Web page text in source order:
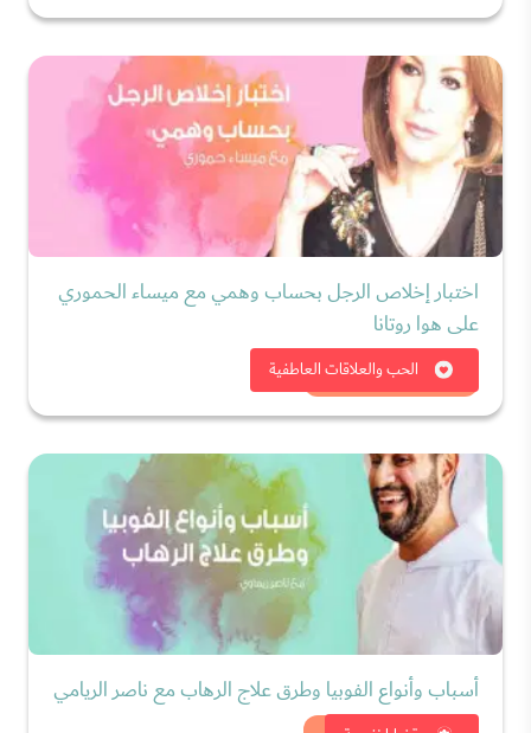
الحب والعلاقات العاطفية
اختبار إخلاص الرجل بحساب وهمي مع ميساء الحموري
على هوا روتانا
شاهد الان
أسباب وأنواع الفوبيا وطرق علاج الرهاب مع ناصر الريامي